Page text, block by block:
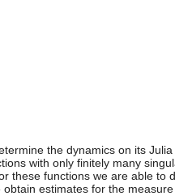
the dynamics on its
with only finitely many
these functions we are able to
estimates for the measure